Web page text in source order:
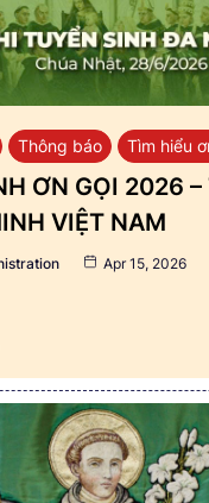
Thông báo Tìm hiểu
ƠN GỌI 2026 –
VIỆT NAM
Apr 15, 2026